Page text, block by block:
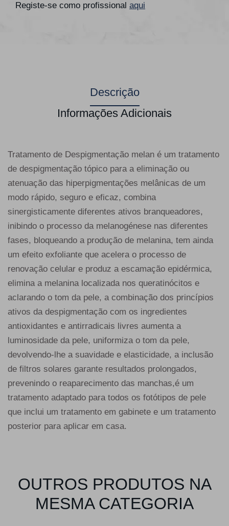
Registe-se como profissional aqui
Descrição
Informações Adicionais
Tratamento de Despigmentação melan é um tratamento
de despigmentação tópico para a eliminação ou
atenuação das hiperpigmentações melânicas de um
modo rápido, seguro e eficaz, combina
sinergisticamente diferentes ativos branqueadores,
inibindo o processo da melanogénese nas diferentes
fases, bloqueando a produção de melanina, tem ainda
um efeito exfoliante que acelera o processo de
renovação celular e produz a escamação epidérmica,
elimina a melanina localizada nos queratinócitos e
aclarando o tom da pele, a combinação dos princípios
ativos da despigmentação com os ingredientes
antioxidantes e antirradicais livres aumenta a
luminosidade da pele, uniformiza o tom da pele,
devolvendo-lhe a suavidade e elasticidade, a inclusão
de filtros solares garante resultados prolongados,
prevenindo o reaparecimento das manchas,é um
tratamento adaptado para todos os fotótipos de pele
que inclui um tratamento em gabinete e um tratamento
posterior para aplicar em casa.
OUTROS PRODUTOS NA
MESMA CATEGORIA